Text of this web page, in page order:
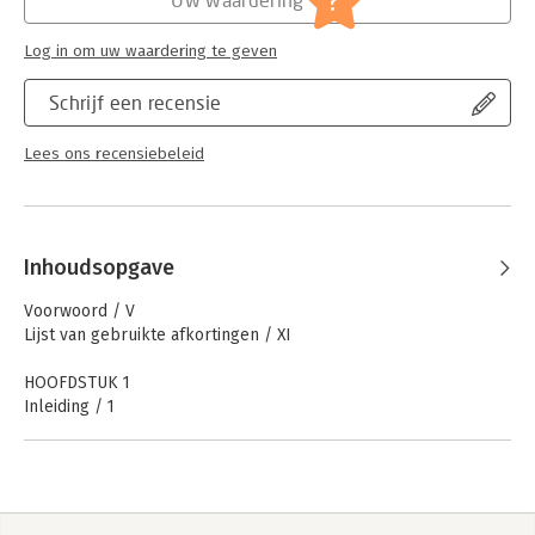
en fauna; w.o. Vogel- en Habitatrichtlijn]
Serie:
Schrijf een recensie
Lees ons recensiebeleid
Log in om uw waardering te geven
Inhoudsopgave
Voorwoord / V
Lijst van gebruikte afkortingen / XI
HOOFDSTUK 1
Inleiding / 1